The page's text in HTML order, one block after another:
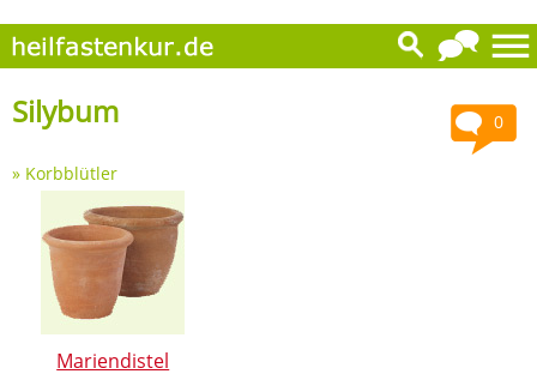
0
Silybum
» Korbblütler
Mariendistel